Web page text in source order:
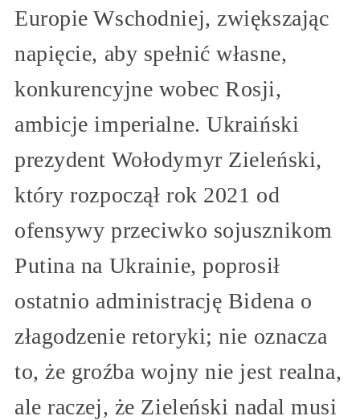
Europie Wschodniej, zwiększając
napięcie, aby spełnić własne,
konkurencyjne wobec Rosji,
ambicje imperialne. Ukraiński
prezydent Wołodymyr Zieleński,
który rozpoczął rok 2021 od
ofensywy przeciwko sojusznikom
Putina na Ukrainie, poprosił
ostatnio administrację Bidena o
złagodzenie retoryki; nie oznacza
to, że groźba wojny nie jest realna,
ale raczej, że Zieleński nadal musi